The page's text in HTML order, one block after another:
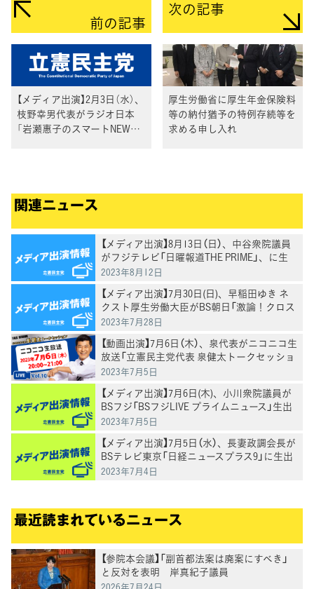
前の記事
【メディア出演】2月3日（水）、
枝野幸男代表がラジオ日本
「岩瀬惠子のスマートNEWS」
次の記事
厚生労働省に厚生年金保険料
等の納付猶予の特例存続等を
求める申し入れ
関連ニュース
【メディア出演】8月13日（日）、中谷衆院議員
がフジテレビ「日曜報道THE PRIME」、に生
出演
2023年8月12日
【メディア出演】7月30日(日)、早稲田ゆき ネ
クスト厚生労働大臣がBS朝日「激論！クロス
ファイア」に出演
2023年7月28日
【動画出演】7月6日（木）、泉代表がニコニコ生
放送「立憲民主党代表 泉健太トークセッショ
ン」に生出演
2023年7月5日
【メディア出演】7月6日(木)、小川衆院議員が
BSフジ「BSフジLIVE プライムニュース」生出
演
2023年7月5日
【メディア出演】7月5日（水）、長妻政調会長が
BSテレビ東京「日経ニュースプラス9」に生出
演
2023年7月4日
最近読まれているニュース
【参院本会議】「副首都法案は廃案にすべき」
と反対を表明 岸真紀子議員